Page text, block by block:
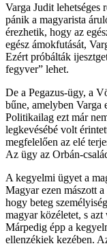
Varga Judit lehetséges
pánik a magyarista
érezhetik, hogy az
egész ámokfutását,
Ezért próbálták
fegyver” lehet.
De a Pegazus-ügy, a
bűne, amelyben Varga
Politikailag ezt már
legkevésébé volt
megfelelően az elé
Az ügy az Orbán-
A kegyelmi ügyet a
Magyar ezen mászott
hogy beteg
magyar közéletet, s azt
Márpedig épp a
ellenzékiek kezében.